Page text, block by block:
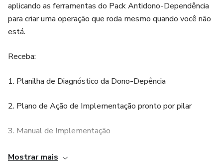
aplicando as ferramentas do Pack Antidono-Dependência
para criar uma operação que roda mesmo quando você não
está.
Receba:
1. Planilha de Diagnóstico da Dono-Depência
2. Plano de Ação de Implementação pronto por pilar
3. Manual de Implementação
4. Modelo de Manual da Cultura
Mostrar mais